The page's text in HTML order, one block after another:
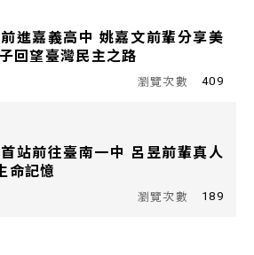
進嘉義高中 姚嘉文前輩分享美
回望臺灣民主之路
409
站前往臺南一中 呂昱前輩真人
命記憶
189